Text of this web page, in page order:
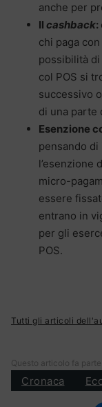
anche per
Il cashback:
chi paga
possibilità
col POS si
successivo
di una parte
Esenzione
pensando
l’esenzione
micro-
essere
entrano in
per gli
POS.
Tutti gli articoli
Questo articolo fa
Cronaca